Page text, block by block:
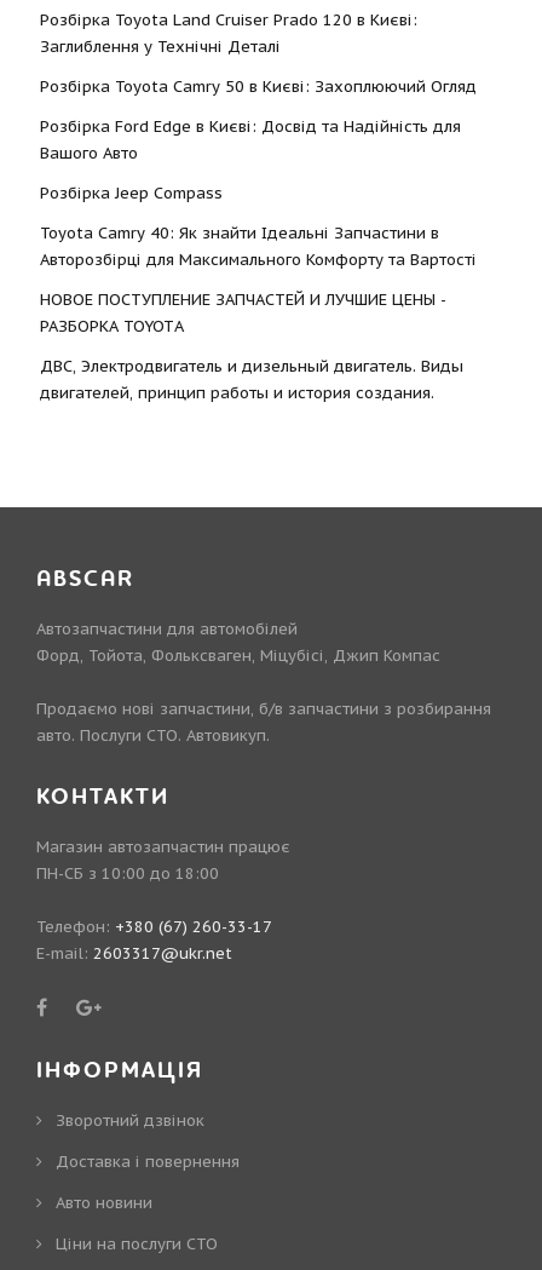
Розбірка Toyota Land Cruiser Prado 120 в Києві:
Заглиблення у Технічні Деталі
Розбірка Toyota Camry 50 в Києві: Захоплюючий Огляд
Розбірка Ford Edge в Києві: Досвід та Надійність для
Вашого Авто
Розбірка Jeep Compass
Toyota Camry 40: Як знайти Ідеальні Запчастини в
Авторозбірці для Максимального Комфорту та Вартості
НОВОЕ ПОСТУПЛЕНИЕ ЗАПЧАСТЕЙ И ЛУЧШИЕ ЦЕНЫ -
РАЗБОРКА TOYOTА
ДВС, Электродвигатель и дизельный двигатель. Виды
двигателей, принцип работы и история создания.
ABSCAR
Автозапчастини для автомобілей
Форд, Тойота, Фольксваген, Міцубісі, Джип Компас
Продаємо нові запчастини, б/в запчастини з розбирання
авто. Послуги СТО. Автовикуп.
КОНТАКТИ
Магазин автозапчастин працює
ПН-СБ з 10:00 до 18:00
Телефон: +380 (67) 260-33-17
E-mail: 2603317@ukr.net
ІНФОРМАЦІЯ
Зворотний дзвінок
Доставка і повернення
Авто новини
Ціни на послуги СТО